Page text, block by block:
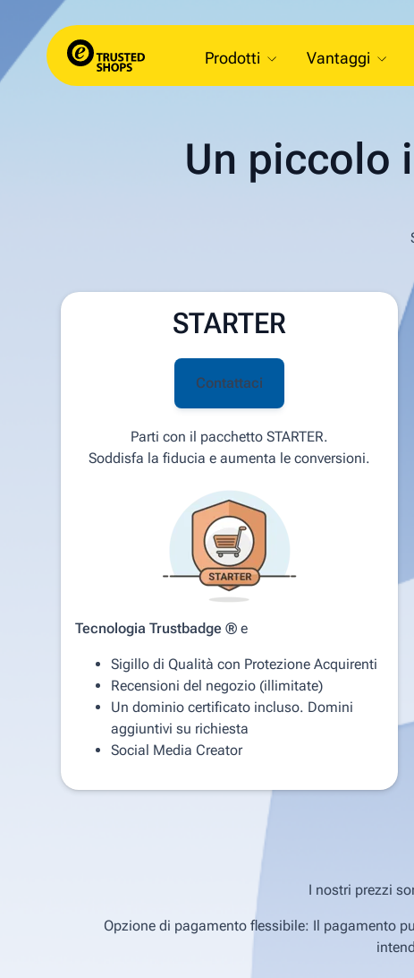
Prodotti Vantaggi
Un piccolo
STARTER
Contattaci
Parti con il pacchetto STARTER.
Soddisfa la fiducia e aumenta le conversioni.
Tecnologia Trustbadge ® e
Sigillo di Qualità con Protezione Acquirenti
Recensioni del negozio (illimitate)
Un dominio certificato incluso. Domini
aggiuntivi su richiesta
Social Media Creator
I nostri prezzi
Opzione di pagamento flessibile: Il pagamento